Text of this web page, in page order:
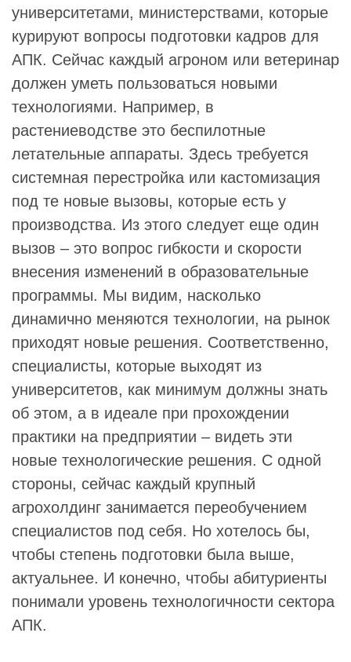
университетами, министерствами, которые
курируют вопросы подготовки кадров для
АПК. Сейчас каждый агроном или ветеринар
должен уметь пользоваться новыми
технологиями. Например, в
растениеводстве это беспилотные
летательные аппараты. Здесь требуется
системная перестройка или кастомизация
под те новые вызовы, которые есть у
производства. Из этого следует еще один
вызов – это вопрос гибкости и скорости
внесения изменений в образовательные
программы. Мы видим, насколько
динамично меняются технологии, на рынок
приходят новые решения. Соответственно,
специалисты, которые выходят из
университетов, как минимум должны знать
об этом, а в идеале при прохождении
практики на предприятии – видеть эти
новые технологические решения. С одной
стороны, сейчас каждый крупный
агрохолдинг занимается переобучением
специалистов под себя. Но хотелось бы,
чтобы степень подготовки была выше,
актуальнее. И конечно, чтобы абитуриенты
понимали уровень технологичности сектора
АПК.